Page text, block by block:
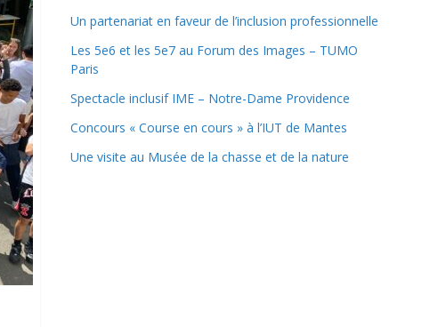
Un partenariat en faveur de l’inclusion professionnelle
Les 5e6 et les 5e7 au Forum des Images – TUMO
Paris
Spectacle inclusif IME – Notre-Dame Providence
Concours « Course en cours » à l’IUT de Mantes
Une visite au Musée de la chasse et de la nature